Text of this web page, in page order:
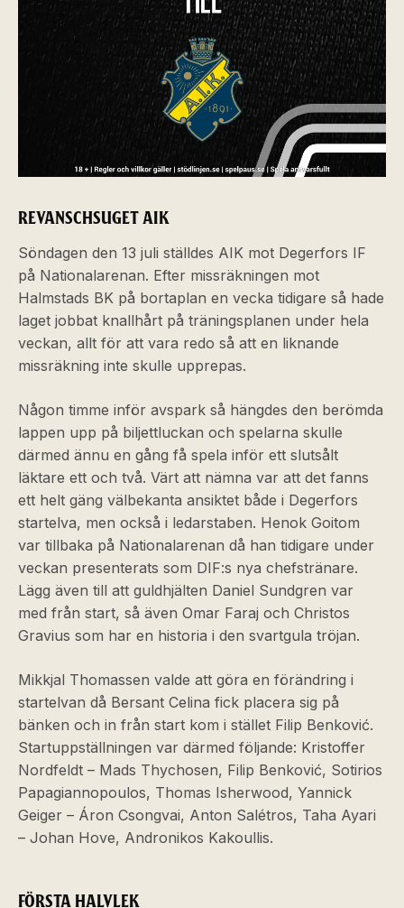
REVANSCHSUGET AIK
Söndagen den 13 juli ställdes AIK mot Degerfors IF
på Nationalarenan. Efter missräkningen mot
Halmstads BK på bortaplan en vecka tidigare så hade
laget jobbat knallhårt på träningsplanen under hela
veckan, allt för att vara redo så att en liknande
missräkning inte skulle upprepas.
Någon timme inför avspark så hängdes den berömda
lappen upp på biljettluckan och spelarna skulle
därmed ännu en gång få spela inför ett slutsålt
läktare ett och två. Värt att nämna var att det fanns
ett helt gäng välbekanta ansiktet både i Degerfors
startelva, men också i ledarstaben. Henok Goitom
var tillbaka på Nationalarenan då han tidigare under
veckan presenterats som DIF:s nya chefstränare.
Lägg även till att guldhjälten Daniel Sundgren var
med från start, så även Omar Faraj och Christos
Gravius som har en historia i den svartgula tröjan.
Mikkjal Thomassen valde att göra en förändring i
startelvan då Bersant Celina fick placera sig på
bänken och in från start kom i stället Filip Benković.
Startuppställningen var därmed följande: Kristoffer
Nordfeldt – Mads Thychosen, Filip Benković, Sotirios
Papagiannopoulos, Thomas Isherwood, Yannick
Geiger – Áron Csongvai, Anton Salétros, Taha Ayari
– Johan Hove, Andronikos Kakoullis.
FÖRSTA HALVLEK